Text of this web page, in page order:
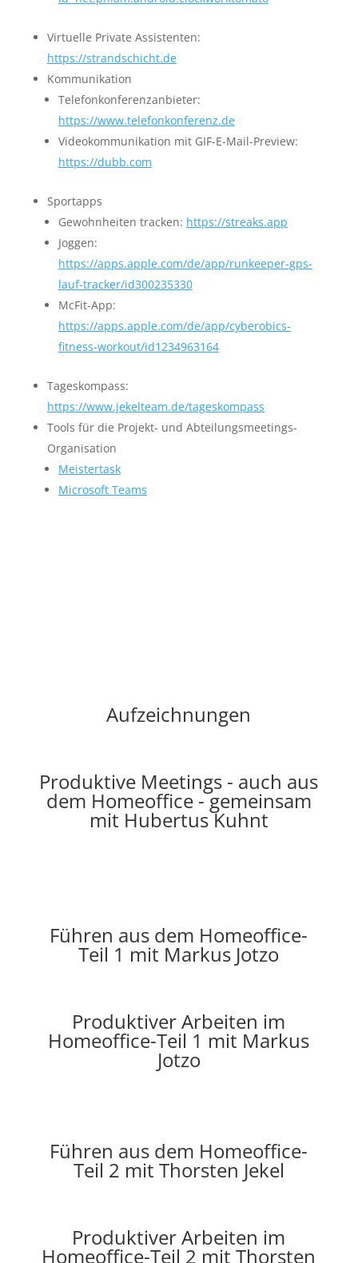
Virtuelle Private Assistenten:
https://strandschicht.de
Kommunikation
Telefonkonferenzanbieter:
https://www.telefonkonferenz.de
Videokommunikation mit GIF-E-Mail-Preview:
https://dubb.com
Sportapps
Gewohnheiten tracken: https://streaks.app
Joggen:
https://apps.apple.com/de/app/runkeeper-gps-
lauf-tracker/id300235330
McFit-App:
https://apps.apple.com/de/app/cyberobics-
fitness-workout/id1234963164
Tageskompass:
https://www.jekelteam.de/tageskompass
Tools für die Projekt- und Abteilungsmeetings-
Organisation
Meistertask
Microsoft Teams
Aufzeichnungen
Produktive Meetings - auch aus
dem Homeoffice - gemeinsam
mit Hubertus Kuhnt
Führen aus dem Homeoffice-
Teil 1 mit Markus Jotzo
Produktiver Arbeiten im
Homeoffice-Teil 1 mit Markus
Jotzo
Führen aus dem Homeoffice-
Teil 2 mit Thorsten Jekel
Produktiver Arbeiten im
Homeoffice-Teil 2 mit Thorsten